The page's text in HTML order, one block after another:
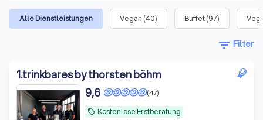
Alle Dienstleistungen Vegan (40) Buffet(97)
filter_list Filter
1.trinkbares by thorsten böhm
local_offer Kostenlose Erstberatung
(47)
9,6